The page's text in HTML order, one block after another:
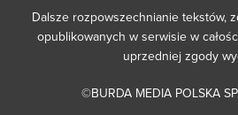
Dalsze rozpowszechnianie tekstów,
opublikowanych w serwisie w
uprzedniej zgody
©BURDA MEDIA POLSKA